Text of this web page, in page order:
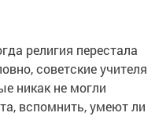
религия перестала
советские учителя
никак не могли
вспомнить, умеют ли